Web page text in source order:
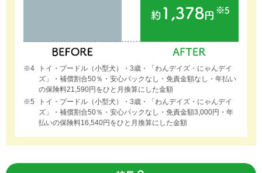
トイ・プードル（小型犬）・3歳・「わんデイズ・にゃんデイ
ズ」・補償割合50％・安心パックなし・免責金額なし・年払い
の保険料21,590円をひと月換算にした金額
トイ・プードル（小型犬）・3歳・「わんデイズ・にゃんデイ
ズ」・補償割合50％・安心パックなし・免責金額3,000円・年
払いの保険料16,540円をひと月換算にした金額